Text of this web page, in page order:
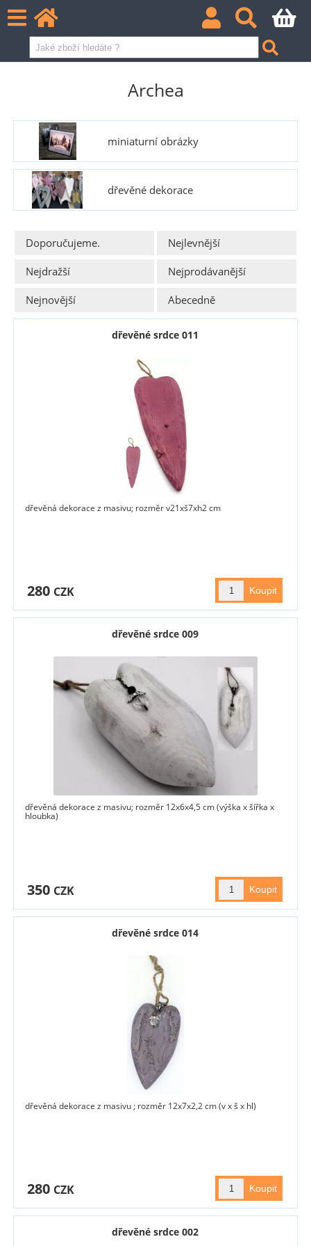
Archea
miniaturní obrázky
dřevěné dekorace
Doporučujeme.
Nejlevnější
Nejdražší
Nejprodávanější
Nejnovější
Abecedně
dřevěné srdce 011
dřevěná dekorace z masivu; rozměr v21xš7xh2 cm
280 CZK
dřevěné srdce 009
dřevěná dekorace z masivu; rozměr 12x6x4,5 cm (výška x šířka x
hloubka)
350 CZK
dřevěné srdce 014
dřevěná dekorace z masivu ; rozměr 12x7x2,2 cm (v x š x hl)
280 CZK
dřevěné srdce 002